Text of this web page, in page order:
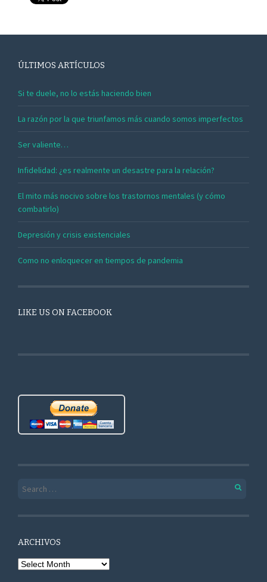
ÚLTIMOS ARTÍCULOS
Si te duele, no lo estás haciendo bien
La razón por la que triunfamos más cuando somos imperfectos
Ser valiente…
Infidelidad: ¿es realmente un desastre para la relación?
El mito más nocivo sobre los trastornos mentales (y cómo
combatirlo)
Depresión y crisis existenciales
Como no enloquecer en tiempos de pandemia
LIKE US ON FACEBOOK
Search for:
ARCHIVOS
Archivos